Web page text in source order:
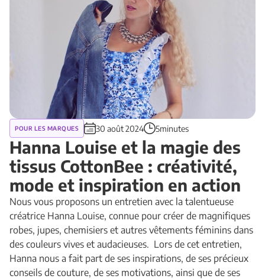
POUR LES MARQUES 30 août 2024 5minutes
Hanna Louise et la magie des
tissus CottonBee : créativité,
mode et inspiration en action
Nous vous proposons un entretien avec la talentueuse
créatrice Hanna Louise, connue pour créer de magnifiques
robes, jupes, chemisiers et autres vêtements féminins dans
des couleurs vives et audacieuses. Lors de cet entretien,
Hanna nous a fait part de ses inspirations, de ses précieux
conseils de couture, de ses motivations, ainsi que de ses